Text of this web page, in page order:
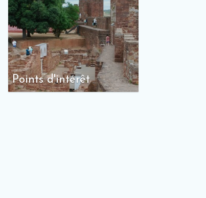
Points d'intérêt